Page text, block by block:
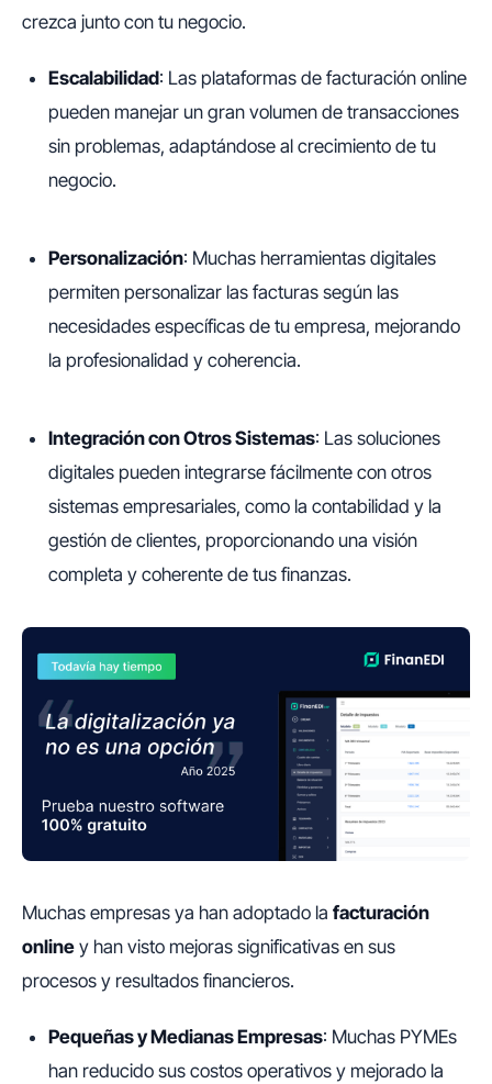
crezca junto con tu negocio.
Escalabilidad: Las plataformas de facturación online
pueden manejar un gran volumen de transacciones
sin problemas, adaptándose al crecimiento de tu
negocio.
Personalización: Muchas herramientas digitales
permiten personalizar las facturas según las
necesidades específicas de tu empresa, mejorando
la profesionalidad y coherencia.
Integración con Otros Sistemas: Las soluciones
digitales pueden integrarse fácilmente con otros
sistemas empresariales, como la contabilidad y la
gestión de clientes, proporcionando una visión
completa y coherente de tus finanzas.
Muchas empresas ya han adoptado la facturación
online y han visto mejoras significativas en sus
procesos y resultados financieros.
Pequeñas y Medianas Empresas: Muchas PYMEs
han reducido sus costos operativos y mejorado la